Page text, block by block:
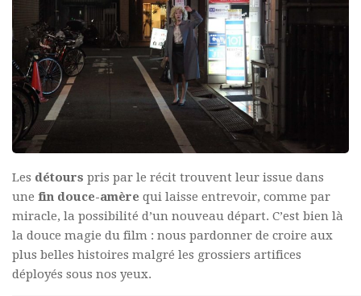
Les détours pris par le récit trouvent leur issue dans
une fin douce-amère qui laisse entrevoir, comme par
miracle, la possibilité d’un nouveau départ. C’est bien là
la douce magie du film : nous pardonner de croire aux
plus belles histoires malgré les grossiers artifices
déployés sous nos yeux.